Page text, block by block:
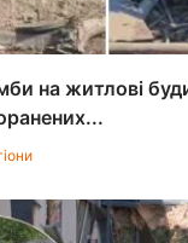
на житлові